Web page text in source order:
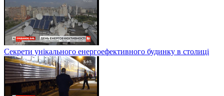
Секрети унікального енергоефективного будинку в столиці